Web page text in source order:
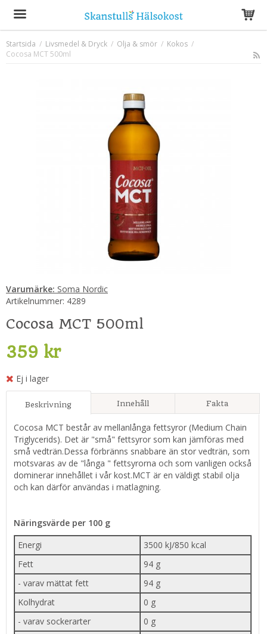
Produkten har blivit tillagd i varukorgen
Startsida / Livsmedel & Dryck / Olja & smör / Kokos /
Cocosa MCT 500ml
Varumärke: Soma Nordic
Artikelnummer: 4289
Cocosa MCT 500ml
359 kr
Ej i lager
Beskrivning Innehåll Fakta
Cocosa MCT består av mellanlånga fettsyror (Medium Chain
Triglycerids). Det är "små" fettsyror som kan jämföras med
små vedträn.Dessa förbränns snabbare än stor vedträn, som
motsvaras av de "långa " fettsyrorna och som vanligen också
dominerar innehållet i vår kost.MCT är en väldigt stabil olja
och kan därför användas i matlagning.
Näringsvärde per 100 g
Energi
3500 kJ/850 kcal
Fett
94 g
- varav mättat fett
94 g
Kolhydrat
0 g
- varav sockerarter
0 g